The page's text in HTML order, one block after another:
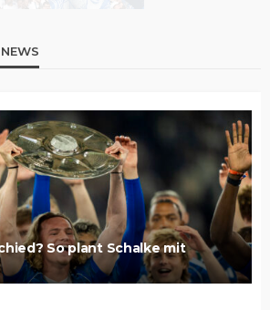
So plant Schalke mit